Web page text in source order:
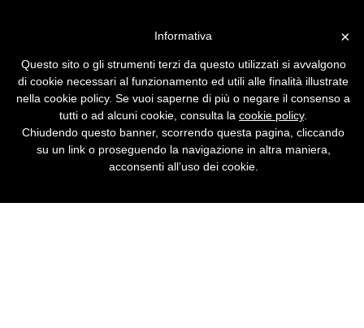
Britney
Non è uno scherzo, ma l'ultima trovata
commerciale per incrementare i volumi del
commercio elettronico. Chi è il pioniere di
questa iniziativa? Ovviamente il colosso del
web interattivo Yahoo!
×
Informativa
Questo sito o gli strumenti terzi da questo utilizzati si avvalgono
di cookie necessari al funzionamento ed utili alle finalità illustrate
nella cookie policy. Se vuoi saperne di più o negare il consenso a
tutti o ad alcuni cookie, consulta la cookie policy.
Chiudendo questo banner, scorrendo questa pagina, cliccando
su un link o proseguendo la navigazione in altra maniera,
acconsenti all’uso dei cookie.